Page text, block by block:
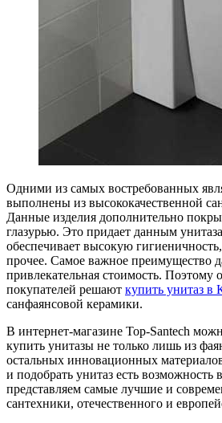
Одними из самых востребованных
выполнены из высококачественной
Данные изделия дополнительно
глазурью. Это придает данным
обеспечивает высокую
прочее. Самое важное преимущество
привлекательная стоимость. Поэтому
покупателей решают купить унитаз в
санфаянсовой керамики.
В интернет-магазине Top-Santech
купить унитазы не только лишь из
остальных инновационных
и подобрать унитаз есть
представляем самые лучшие и
сантехники, отечественного и